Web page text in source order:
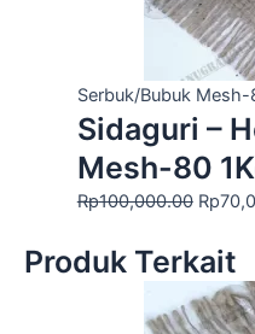
Serbuk/Bubuk Mesh-
Sidaguri –
Mesh-80
Rp100,000.00 Rp
Produk Terkait